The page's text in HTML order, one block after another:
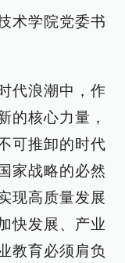
术学院党委书
代浪潮中，作
的核心力量，
可推卸的时代
家战略的必然
现高质量发展
快发展、产业
教育必须肩负